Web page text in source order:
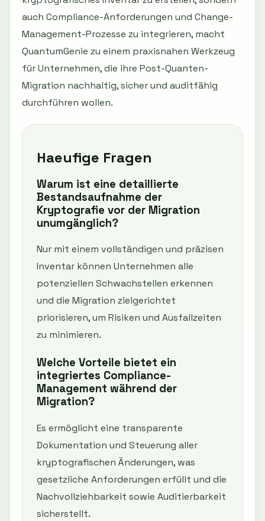
auch Compliance-Anforderungen und Change-
Management-Prozesse zu integrieren, macht
QuantumGenie zu einem praxisnahen Werkzeug
für Unternehmen, die ihre Post-Quanten-
Migration nachhaltig, sicher und auditfähig
durchführen wollen.
Haeufige Fragen
Warum ist eine detaillierte
Bestandsaufnahme der
Kryptografie vor der Migration
unumgänglich?
Nur mit einem vollständigen und präzisen
Inventar können Unternehmen alle
potenziellen Schwachstellen erkennen
und die Migration zielgerichtet
priorisieren, um Risiken und Ausfallzeiten
zu minimieren.
Welche Vorteile bietet ein
integriertes Compliance-
Management während der
Migration?
Es ermöglicht eine transparente
Dokumentation und Steuerung aller
kryptografischen Änderungen, was
gesetzliche Anforderungen erfüllt und die
Nachvollziehbarkeit sowie Auditierbarkeit
sicherstellt.